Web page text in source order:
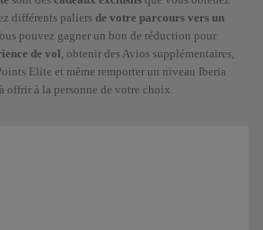
différents paliers de votre parcours vers un
pouvez gagner un bon de réduction pour
de vol , obtenir des Avios supplémentaires,
Elite et même remporter un niveau Iberia
offrir à la personne de votre choix.